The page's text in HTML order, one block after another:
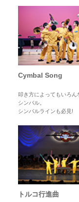
Cymbal Song
叩き方によってもいろん
シンバル。
シンバルラインも必見!
トルコ行進曲